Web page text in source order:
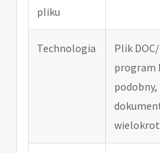
pliku
Technologia
Plik
program